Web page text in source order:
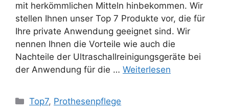
mit herkömmlichen Mitteln hinbekommen. Wir
stellen Ihnen unser Top 7 Produkte vor, die für
Ihre private Anwendung geeignet sind. Wir
nennen Ihnen die Vorteile wie auch die
Nachteile der Ultraschallreinigungsgeräte bei
der Anwendung für die … Weiterlesen
Kategorien
Top7, Prothesenpflege